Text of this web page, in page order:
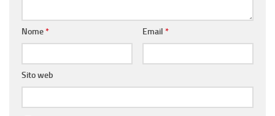
Nome* Email *
Sito web